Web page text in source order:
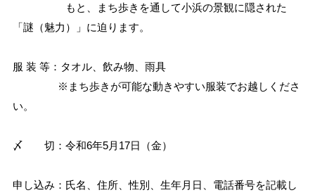
もと、まち歩きを通して小浜の景観に隠された
「謎（魅力）」に迫ります。
服 装 等：タオル、飲み物、雨具
※まち歩きが可能な動きやすい服装でお越しくださ
い。
〆 切：令和6年5月17日（金）
申し込み：氏名、住所、性別、生年月日、電話番号を記載し